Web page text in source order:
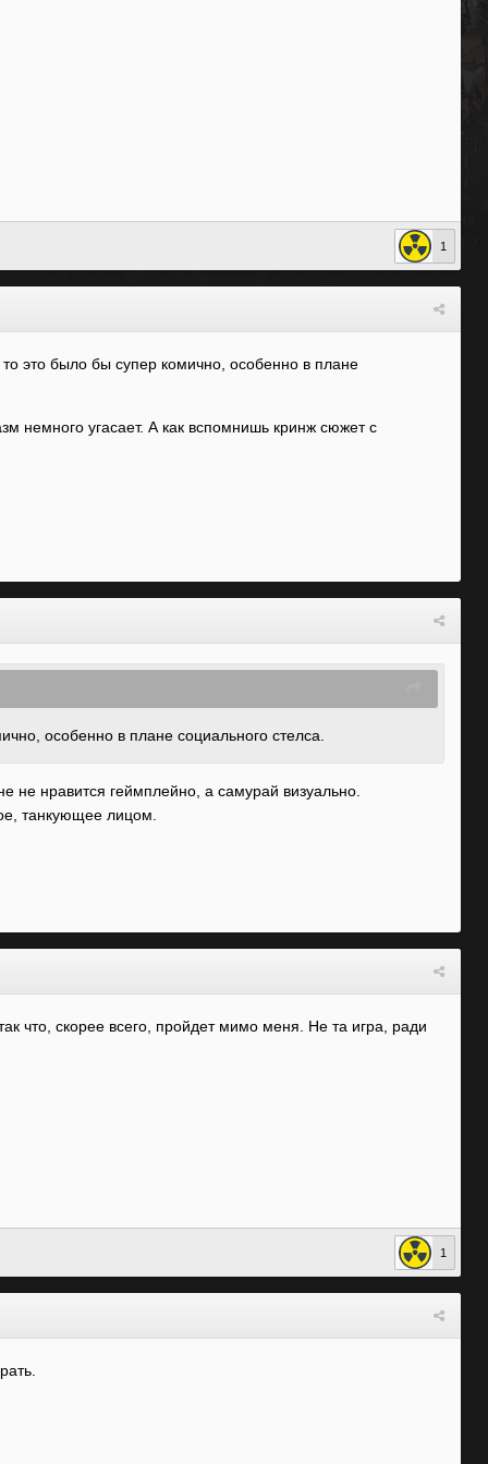
1
это было бы супер комично, особенно в плане
немного угасает. А как вспомнишь кринж сюжет с
особенно в плане социального стелса.
не нравится геймплейно, а самурай визуально.
танкующее лицом.
что, скорее всего, пройдет мимо меня. Не та игра, ради
1